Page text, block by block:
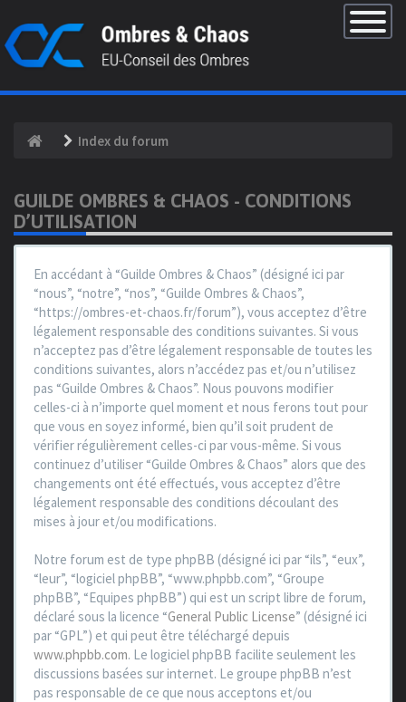
Basculer
la
×
Index du forum
GUILDE OMBRES & CHAOS - CONDITIONS
D’UTILISATION
En accédant à “Guilde Ombres & Chaos” (désigné ici par
“nous”, “notre”, “nos”, “Guilde Ombres & Chaos”,
“https://ombres-et-chaos.fr/forum”), vous acceptez d’être
légalement responsable des conditions suivantes. Si vous
n’acceptez pas d’être légalement responsable de toutes les
conditions suivantes, alors n’accédez pas et/ou n’utilisez
pas “Guilde Ombres & Chaos”. Nous pouvons modifier
celles-ci à n’importe quel moment et nous ferons tout pour
que vous en soyez informé, bien qu’il soit prudent de
vérifier régulièrement celles-ci par vous-même. Si vous
continuez d’utiliser “Guilde Ombres & Chaos” alors que des
changements ont été effectués, vous acceptez d’être
légalement responsable des conditions découlant des
mises à jour et/ou modifications.
Notre forum est de type phpBB (désigné ici par “ils”, “eux”,
“leur”, “logiciel phpBB”, “www.phpbb.com”, “Groupe
phpBB”, “Equipes phpBB”) qui est un script libre de forum,
déclaré sous la licence “General Public License” (désigné ici
par “GPL”) et qui peut être téléchargé depuis
www.phpbb.com. Le logiciel phpBB facilite seulement les
discussions basées sur internet. Le groupe phpBB n’est
pas responsable de ce que nous acceptons et/ou